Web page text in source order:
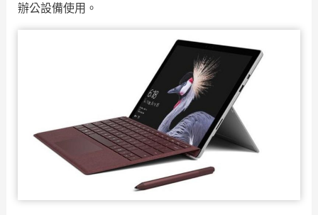
辦公設備使用。